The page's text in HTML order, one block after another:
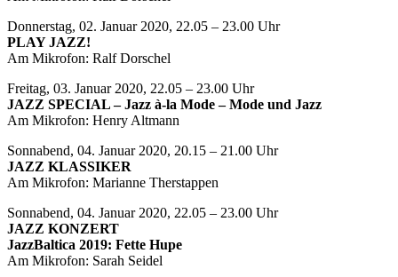
Donnerstag, 02. Januar 2020, 22.05 – 23.00 Uhr
PLAY JAZZ!
Am Mikrofon: Ralf Dorschel
Freitag, 03. Januar 2020, 22.05 – 23.00 Uhr
JAZZ SPECIAL – Jazz à-la Mode – Mode und Jazz
Am Mikrofon: Henry Altmann
Sonnabend, 04. Januar 2020, 20.15 – 21.00 Uhr
JAZZ KLASSIKER
Am Mikrofon: Marianne Therstappen
Sonnabend, 04. Januar 2020, 22.05 – 23.00 Uhr
JAZZ KONZERT
JazzBaltica 2019: Fette Hupe
Am Mikrofon: Sarah Seidel